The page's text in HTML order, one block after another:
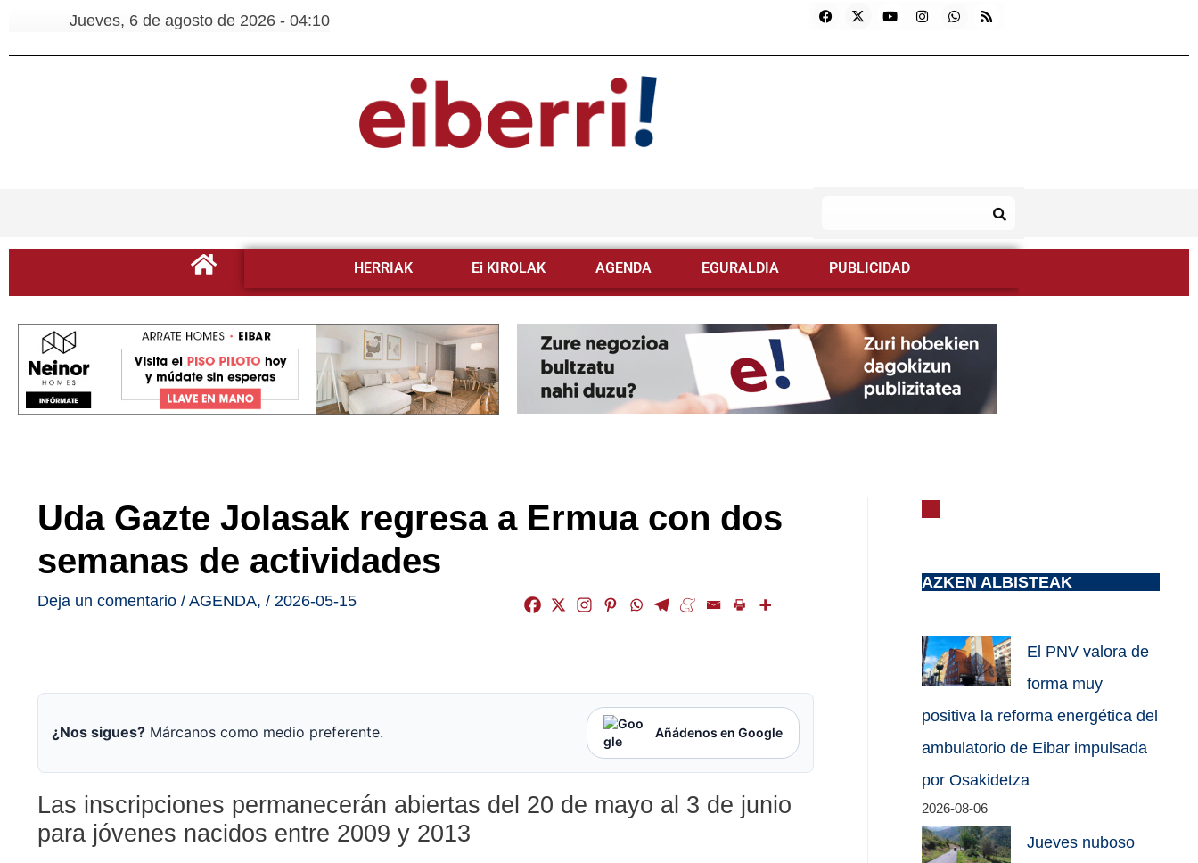
Jueves, 6 de agosto de 2026 - 04:10
HERRIAK Ei KIROLAK AGENDA EGURALDIA PUBLICIDAD
Uda Gazte Jolasak regresa a Ermua con dos
semanas de actividades
Deja un comentario / AGENDA, / 2026-05-15
¿Nos sigues? Márcanos como medio preferente. Añádenos en Google
Las inscripciones permanecerán abiertas del 20 de mayo al 3 de junio
para jóvenes nacidos entre 2009 y 2013
AZKEN ALBISTEAK
El PNV valora de
forma muy
positiva la reforma energética del
ambulatorio de Eibar impulsada
por Osakidetza
2026-08-06
Jueves nuboso